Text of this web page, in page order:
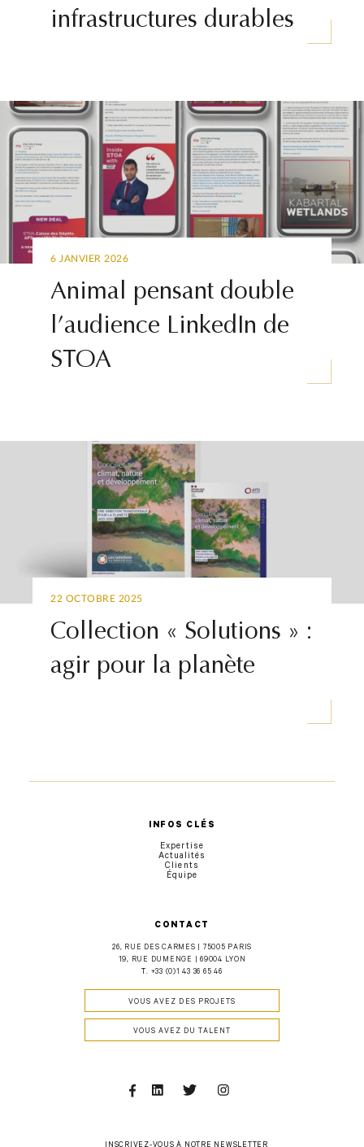
infrastructures durables
6 JANVIER 2026
Animal pensant double
l’audience LinkedIn de
STOA
22 OCTOBRE 2025
Collection « Solutions » :
agir pour la planète
Facebook Linkedin Twitter
CONTACT
26, RUE DES CARMES | 75005 PARIS
19, RUE DUMENGE | 69004 LYON
T. +33 (0)1 43 36 65 46
VOUS AVEZ DES PROJETS
VOUS AVEZ DU TALENT
INFOS CLÉS
Expertise
Actualités
Clients
Équipe